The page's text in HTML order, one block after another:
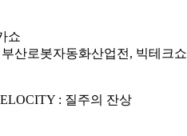
쇼
산로봇자동화산업전, 빅테크쇼
: 질주의 잔상